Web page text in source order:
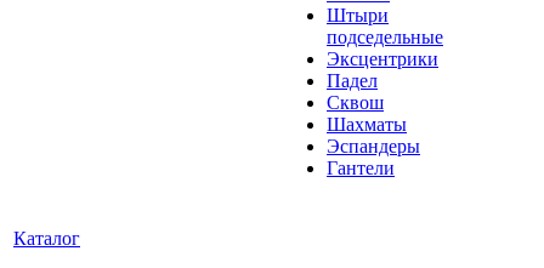
Штыри
подседельные
Эксцентрики
Падел
Сквош
Шахматы
Эспандеры
Гантели
Каталог